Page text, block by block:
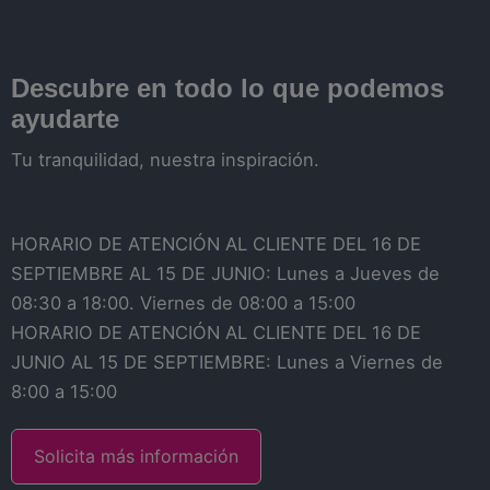
Descubre en todo lo que podemos
ayudarte
Tu tranquilidad, nuestra inspiración.
HORARIO DE ATENCIÓN AL CLIENTE DEL 16 DE
SEPTIEMBRE AL 15 DE JUNIO: Lunes a Jueves de
08:30 a 18:00. Viernes de 08:00 a 15:00
HORARIO DE ATENCIÓN AL CLIENTE DEL 16 DE
JUNIO AL 15 DE SEPTIEMBRE: Lunes a Viernes de
8:00 a 15:00
Solicita más información